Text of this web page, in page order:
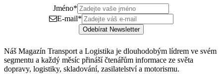
Jméno*
E-mail*
Odebírat Newsletter
Náš Magazín Transport a Logistika je dlouhodobým lídrem ve svém
segmentu a každý měsíc přináší čtenářům informace ze světa
dopravy, logistiky, skladování, zasilatelství a motorismu.